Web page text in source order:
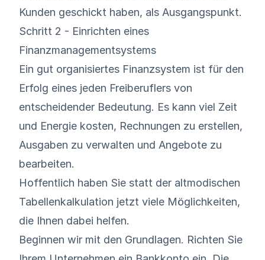
Kunden geschickt haben, als Ausgangspunkt.
Schritt 2 - Einrichten eines
Finanzmanagementsystems
Ein gut organisiertes Finanzsystem ist für den
Erfolg eines jeden Freiberuflers von
entscheidender Bedeutung. Es kann viel Zeit
und Energie kosten, Rechnungen zu erstellen,
Ausgaben zu verwalten und Angebote zu
bearbeiten.
Hoffentlich haben Sie statt der altmodischen
Tabellenkalkulation jetzt viele Möglichkeiten,
die Ihnen dabei helfen.
Beginnen wir mit den Grundlagen. Richten Sie